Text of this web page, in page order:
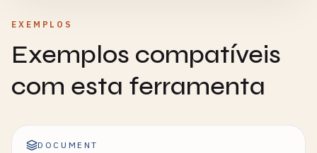
EXEMPLOS
Exemplos compatíveis
com esta ferramenta
DOCUMENT